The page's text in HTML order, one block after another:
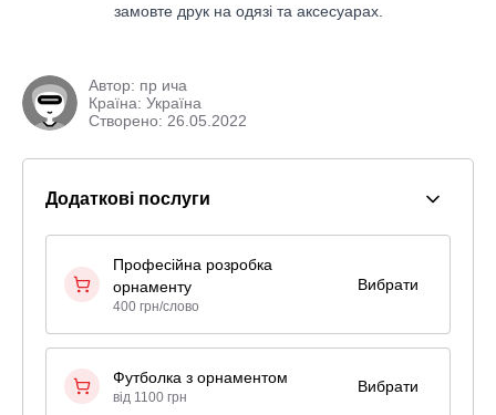
замовте друк на одязі та аксесуарах.
Автор: пр ича
Країна: Україна
Створено: 26.05.2022
Додаткові послуги
Професійна розробка
орнаменту
400 грн/слово
Вибрати
Футболка з орнаментом
від 1100 грн
Вибрати